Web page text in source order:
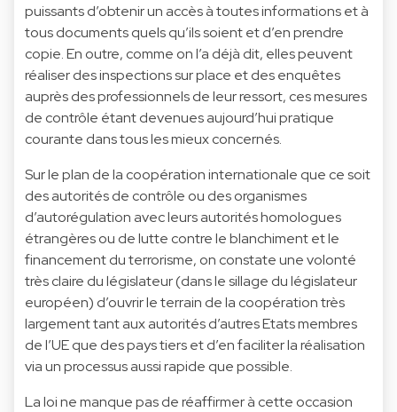
puissants d’obtenir un accès à toutes informations et à
tous documents quels qu’ils soient et d’en prendre
copie. En outre, comme on l’a déjà dit, elles peuvent
réaliser des inspections sur place et des enquêtes
auprès des professionnels de leur ressort, ces mesures
de contrôle étant devenues aujourd’hui pratique
courante dans tous les mieux concernés.
Sur le plan de la coopération internationale que ce soit
des autorités de contrôle ou des organismes
d’autorégulation avec leurs autorités homologues
étrangères ou de lutte contre le blanchiment et le
financement du terrorisme, on constate une volonté
très claire du législateur (dans le sillage du législateur
européen) d’ouvrir le terrain de la coopération très
largement tant aux autorités d’autres Etats membres
de l’UE que des pays tiers et d’en faciliter la réalisation
via un processus aussi rapide que possible.
La loi ne manque pas de réaffirmer à cette occasion